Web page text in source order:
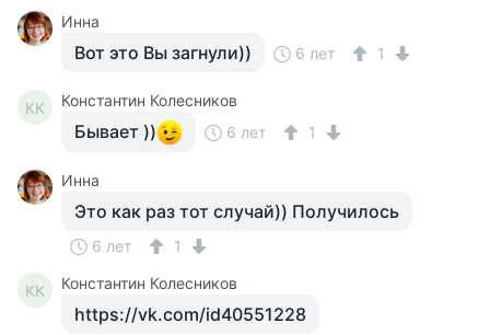
Инна
Вот это Вы загнули)) 6 лет 1
КК Константин Колесников
Бывает )) 6 лет 1
Инна
Это как раз тот случай)) Получилось
6 лет 1
КК Константин Колесников
https://vk.com/id40551228